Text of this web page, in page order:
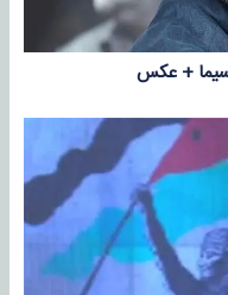
+ عکس